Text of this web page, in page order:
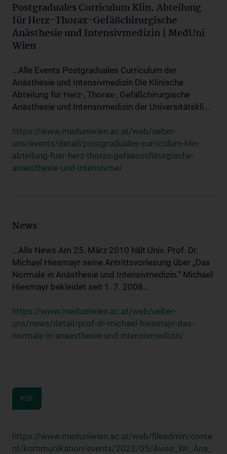
Postgraduales Curriculum Klin. Abteilung
für Herz-Thorax-Gefäßchirurgische
Anästhesie und Intensivmedizin | MedUni
Wien
...Alle Events Postgraduales Curriculum der
Anästhesie und Intensivmedizin Die Klinische
Abteilung für Herz-, Thorax-, Gefäßchirurgische
Anästhesie und Intensivmedizin der Universitätskli...
https://www.meduniwien.ac.at/web/ueber-
uns/events/detail/postgraduales-curriculum-klin-
abteilung-fuer-herz-thorax-gefaesschirurgische-
anaesthesie-und-intensivme/
News
...Alle News Am 25. März 2010 hält Univ. Prof. Dr.
Michael Hiesmayr seine Antrittsvorlesung über „Das
Normale in Anästhesie und Intensivmedizin.“ Michael
Hiesmayr bekleidet seit 1. 7. 2008...
https://www.meduniwien.ac.at/web/ueber-
uns/news/detail/prof-dr-michael-hiesmayr-das-
normale-in-anaesthesie-und-intensivmedizin/
PDF
https://www.meduniwien.ac.at/web/fileadmin/conte
nt/kommunikation/events/2023/05/Aviso_Wr_Ana_